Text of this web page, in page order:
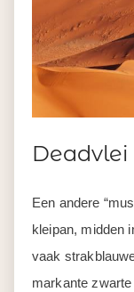
Deadvlei
Een andere
kleipan, midden
vaak
markante